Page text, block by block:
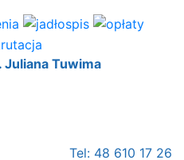
Juliana Tuwima
Tel: 48 610 17 26